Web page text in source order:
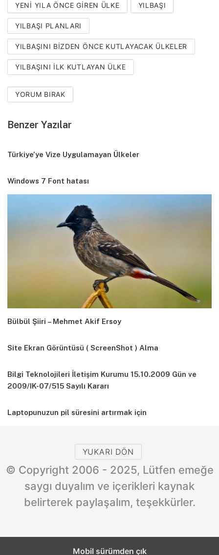
YENI YILA ÖNCE GIREN ÜLKE YILBAŞI
YILBAŞI PLANLARI
YILBAŞINI BIZDEN ÖNCE KUTLAYACAK ÜLKELER
YILBAŞINI ILK KUTLAYAN ÜLKE
YORUM BIRAK
Benzer Yazılar
Türkiye’ye Vize Uygulamayan Ülkeler
Windows 7 Font hatası
Bülbül Şiiri – Mehmet Akif Ersoy
Site Ekran Görüntüsü ( ScreenShot ) Alma
Bilgi Teknolojileri İletişim Kurumu 15.10.2009 Gün ve
2009/IK-07/515 Sayılı Kararı
Laptopunuzun pil süresini artırmak için
YUKARI DÖN
© Copyright 2006 - 2025, Lütfen emeğe
saygı duyalım ve içerikleri kaynak
belirterek paylaşalım, teşekkürler.
Mobil sürümden çık